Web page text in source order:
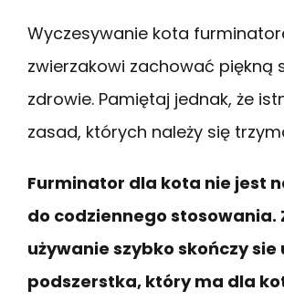
Wyczesywanie kota
zwierzakowi zachować piękną
zdrowie. Pamiętaj jednak, że
zasad, których należy się
Furminator dla kota nie jest
do codziennego stosowania.
używanie szybko skończy
podszerstka, który ma dla